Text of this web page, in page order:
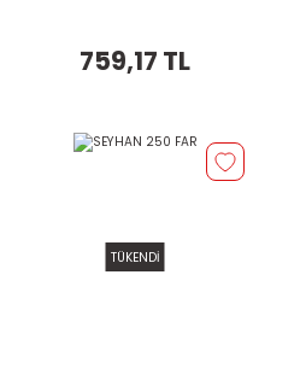
759,17 TL
TÜKENDİ